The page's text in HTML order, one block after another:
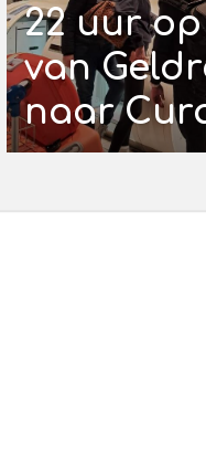
22 uur
van
naar